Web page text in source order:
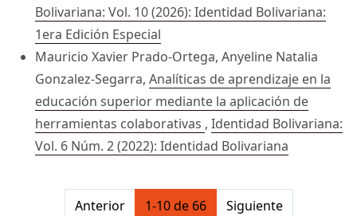
Bolivariana: Vol. 10 (2026): Identidad Bolivariana:
1era Edición Especial
Mauricio Xavier Prado-Ortega, Anyeline Natalia
Gonzalez-Segarra, Analíticas de aprendizaje en la
educación superior mediante la aplicación de
herramientas colaborativas , Identidad Bolivariana:
Vol. 6 Núm. 2 (2022): Identidad Bolivariana
##issue.pagination##
Anterior 1-10 de 66 Siguiente